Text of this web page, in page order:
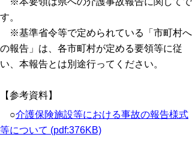
す。
※基準省令等で定められている「市町村へ
の報告」は、各市町村が定める要領等に従
い、本報告とは別途行ってください。
【参考資料】
○介護保険施設等における事故の報告様式
等について (pdf:376KB)